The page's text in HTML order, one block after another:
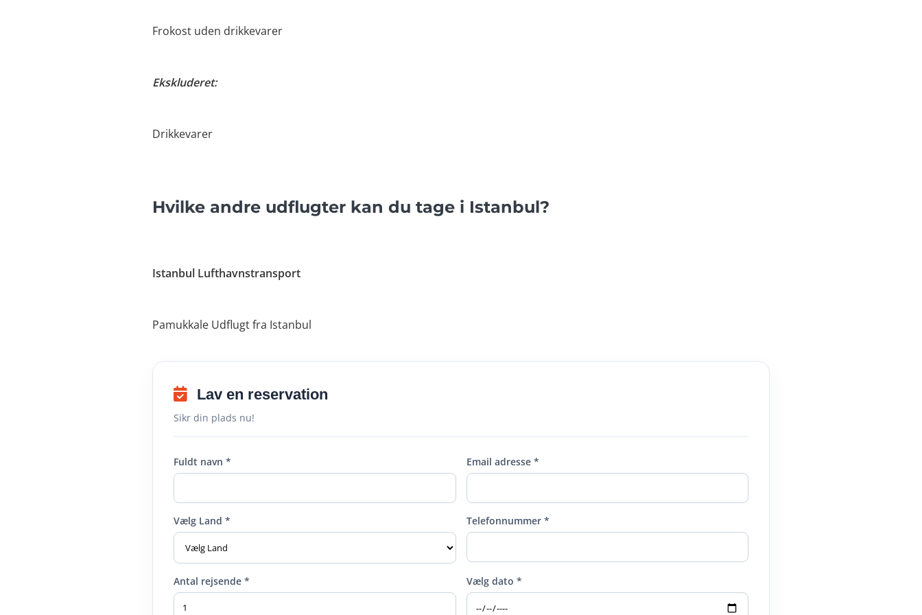
Frokost uden drikkevarer
Ekskluderet:
Drikkevarer
Hvilke andre udflugter kan du tage i Istanbul?
Istanbul Lufthavnstransport
Pamukkale Udflugt fra Istanbul
Lav en reservation
Sikr din plads nu!
Fuldt navn * Email adresse *
Vælg Land * Telefonnummer *
Antal rejsende * Vælg dato *